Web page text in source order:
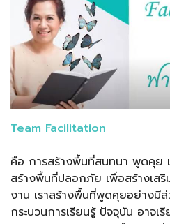
Team Facilitation
คือ การสร้างพื้นที่สนทนา พูดคุย
สร้างพื้นที่ปลอกภัย เพื่อสร้างเส
งาน เราสร้างพื้นที่พูดคุยอย่างมี
กระบวนการเรียนรู้ ปัจจุบัน อาจเ